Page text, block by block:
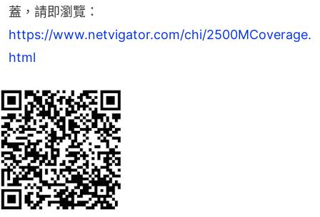
蓋，請即瀏覽：
https://www.netvigator.com/chi/2500MCoverage.
html